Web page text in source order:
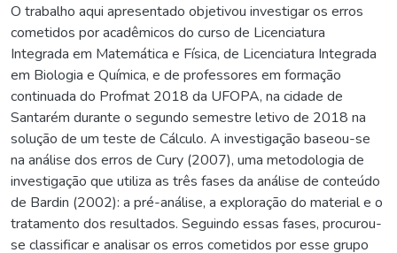
O trabalho aqui apresentado objetivou investigar os erros
cometidos por acadêmicos do curso de Licenciatura
Integrada em Matemática e Física, de Licenciatura Integrada
em Biologia e Química, e de professores em formação
continuada do Profmat 2018 da UFOPA, na cidade de
Santarém durante o segundo semestre letivo de 2018 na
solução de um teste de Cálculo. A investigação baseou-se
na análise dos erros de Cury (2007), uma metodologia de
investigação que utiliza as três fases da análise de conteúdo
de Bardin (2002): a pré-análise, a exploração do material e o
tratamento dos resultados. Seguindo essas fases, procurou-
se classificar e analisar os erros cometidos por esse grupo